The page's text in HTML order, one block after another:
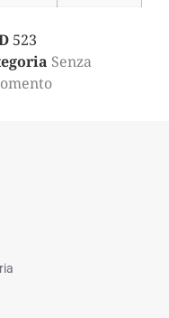
523
Senza